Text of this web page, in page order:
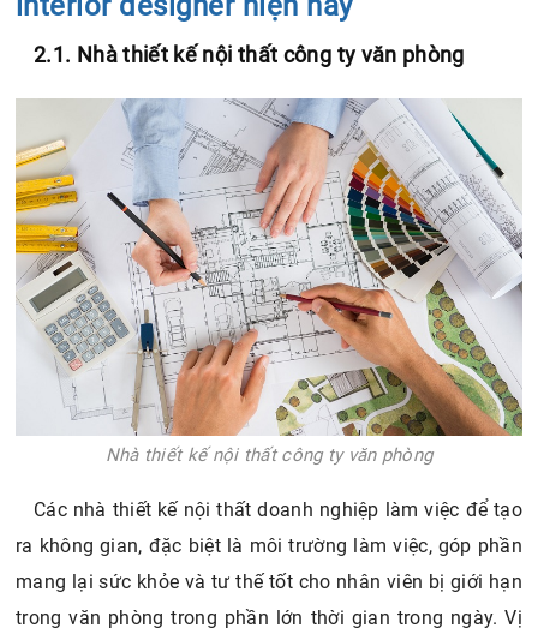
2.1. Nhà thiết kế nội thất công ty văn phòng
Nhà thiết kế nội thất công ty văn phòng
Các nhà thiết kế nội thất doanh nghiệp làm việc để tạo
ra không gian, đặc biệt là môi trường làm việc, góp phần
mang lại sức khỏe và tư thế tốt cho nhân viên bị giới hạn
trong văn phòng trong phần lớn thời gian trong ngày. Vị